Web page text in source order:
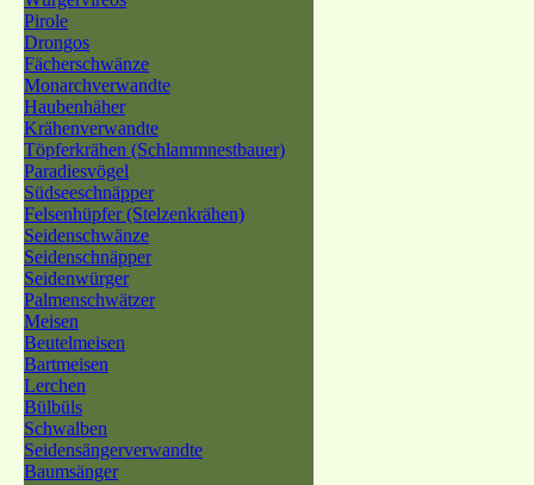
Pirole
Drongos
Fächerschwänze
Monarchverwandte
Haubenhäher
Krähenverwandte
Töpferkrähen (Schlammnestbauer)
Paradiesvögel
Südseeschnäpper
Felsenhüpfer (Stelzenkrähen)
Seidenschwänze
Seidenschnäpper
Seidenwürger
Palmenschwätzer
Meisen
Beutelmeisen
Bartmeisen
Lerchen
Bülbüls
Schwalben
Seidensängerverwandte
Baumsänger